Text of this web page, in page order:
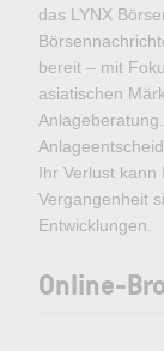
das LYNX
bereit – mit
asiatischen
Ihr Verlust
Vergangenheit
Entwicklungen.
Online-